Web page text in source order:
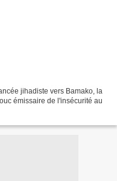
jihadiste vers Bamako, la
émissaire de l'insécurité au